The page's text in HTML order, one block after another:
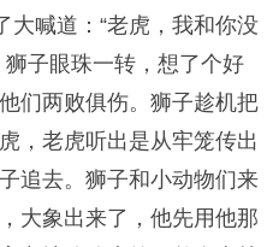
大喊道：“老虎，我和你没
子眼珠一转，想了个好
们两败俱伤。狮子趁机把
，老虎听出是从牢笼传出
追去。狮子和小动物们来
大象出来了，他先用他那